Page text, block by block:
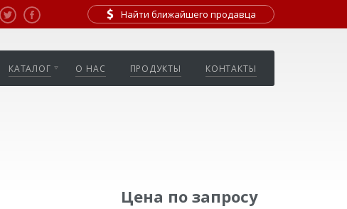
Найти ближайшего продавца
КАТАЛОГ О НАС ПРОДУКТЫ КОНТАКТЫ
Цена по запросу